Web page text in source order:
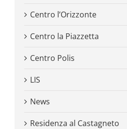
Centro l’Orizzonte
Centro la Piazzetta
Centro Polis
LIS
News
Residenza al Castagneto